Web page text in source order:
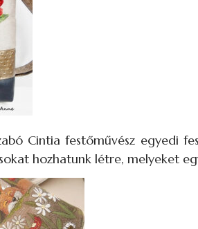
Cintia festőművész egyedi
hozhatunk létre, melyeket